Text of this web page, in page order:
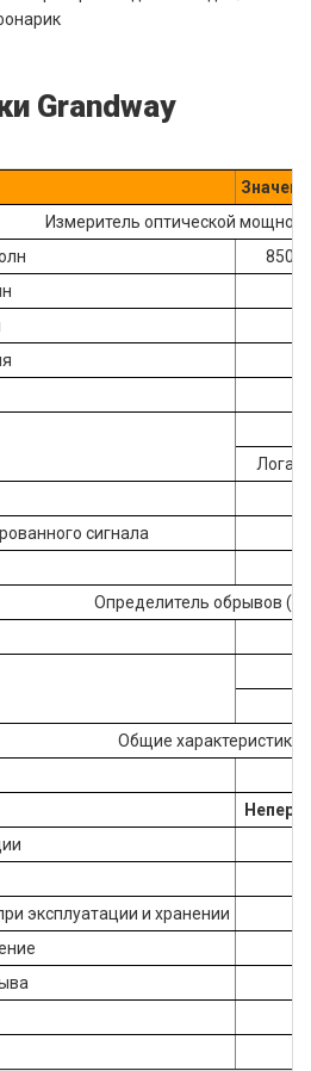
Grandway
Измеритель оптической
850/
сигнала
Определитель обрывов
Общие характеристики
эксплуатации и хранении